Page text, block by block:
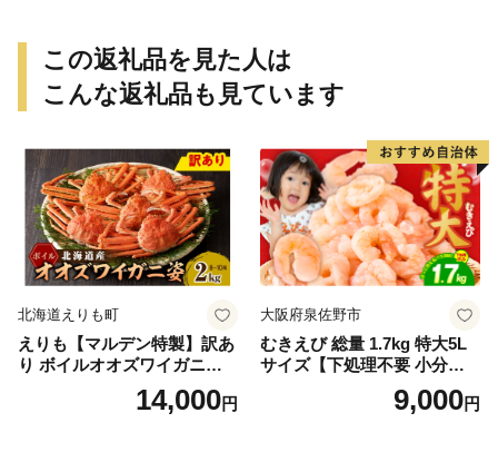
ず【uot773A】
この返礼品を見た人は
こんな返礼品も見ています
北海道えりも町
えりも【マルデン特製】訳あ
り ボイルオオズワイガニ姿2
kg《1kg(４尾～５尾)×2》【e
r002-051-a】 / ふるさと納税
14,000円
大阪府泉佐野市
むきえび 総量 1.7kg 特大5L
サイズ【下処理不要 小分け 8
50g×2P 訳あり サイズ不揃い
バナメイエビ バラ凍結】
9,000円